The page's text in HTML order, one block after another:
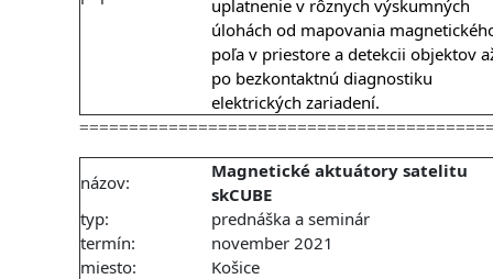
uplatnenie v rôznych výskumných
úlohách od mapovania
poľa v priestore a detekcii objektov
po bezkontaktnú diagnostiku
elektrických zariadení.
názov:
Magnetické aktuátory satelitu
skCUBE
typ:
prednáška a seminár
termín:
november 2021
miesto:
Košice